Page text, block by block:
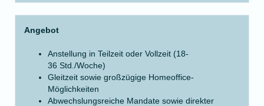
Angebot
Anstellung in Teilzeit oder Vollzeit (18-
36 Std./Woche)
Gleitzeit sowie großzügige Homeoffice-
Möglichkeiten
Abwechslungsreiche Mandate sowie direkter